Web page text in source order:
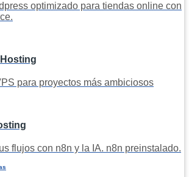
optimizado para tiendas online con
para proyectos más ambiciosos
flujos con n8n y la IA. n8n preinstalado.